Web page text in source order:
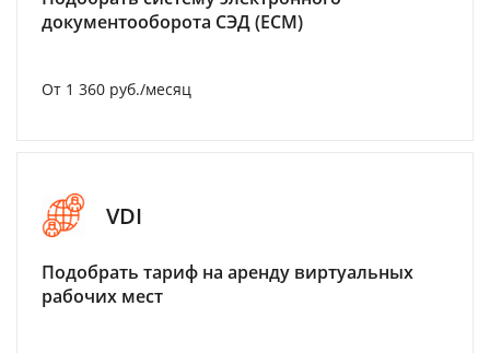
документооборота СЭД (ECM)
От 1 360 руб./месяц
VDI
Подобрать тариф на аренду виртуальных
рабочих мест